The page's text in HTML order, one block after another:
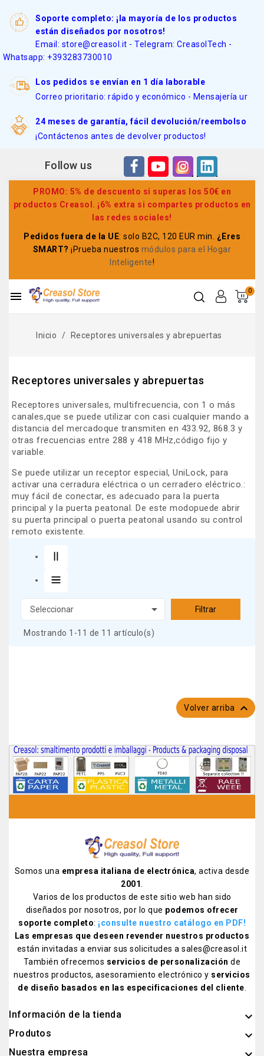
Soporte completo: ¡la mayoría de los productos
están diseñados por nosotros!
Email: store@creasol.it - Telegram: CreasolTech -
Whatsapp: +393283730010
Los pedidos se envían en 1 día laborable
Correo prioritario: rápido y económico - Mensajería ur
24 meses de garantía, fácil devolución/reembolso
¡Contáctenos antes de devolver productos!
Follow us
PROMO: 5% de descuento si superas los 50€ en
productos Creasol. ¡6% extra si compartes productos en
las redes sociales!
Pedidos fuera de la UE: solo B2C, 120 EUR min. ¿Eres
SMART? ¡Prueba nuestros módulos para el Hogar
Inteligente!
0

Inicio Receptores universales y abrepuertas
Receptores universales y abrepuertas
Receptores universales, multifrecuencia, con 1 o más
canales,que se puede utilizar con casi cualquier mando a
distancia del mercadoque transmiten en 433.92, 868.3 y
otras frecuencias entre 288 y 418 MHz,código fijo y
variable.
Se puede utilizar un receptor especial, UniLock, para
activar una cerradura eléctrica o un cerradero eléctrico.:
muy fácil de conectar, es adecuado para la puerta
principal y la puerta peatonal. De este modopuede abrir
su puerta principal o puerta peatonal usando su control
remoto existente.
Seleccionar  Filtrar
Mostrando 1-11 de 11 artículo(s)
Volver arriba 
Somos una empresa italiana de electrónica, activa desde
2001
Varios de los productos de este sitio web han sido
diseñados por nosotros, por lo que podemos ofrecer
soporte completo: ¡consulte nuestro catálogo en PDF!
Las empresas que deseen revender nuestros productos
están invitadas a enviar sus solicitudes a sales@creasol.it
También ofrecemos servicios de personalización de
nuestros productos, asesoramiento electrónico y servicios
de diseño basados ​​en las especificaciones del cliente
Información de la tienda keyboard_arrow_down
Produtos 
Nuestra empresa